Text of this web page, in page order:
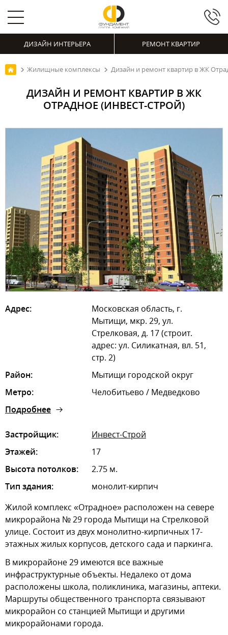
ДИЗАЙН ИНТЕРЬЕРА РЕМОНТ КВАРТИР
Жилищные комплексы Дизайн и ремонт квартир в ЖК
ДИЗАЙН И РЕМОНТ КВАРТИР В ЖК
ОТРАДНОЕ (ИНВЕСТ-СТРОЙ)
Адрес:
Московская область, г.
Мытищи, мкр. 29, ул.
Стрелковая, д. 17 (строит.
адрес: ул. Силикатная, вл. 51,
стр. 2)
Район:
Мытищи городской округ
Метро:
Челобитьево / Медведково
Подробнее
Застройщик:
Инвест-Строй
Этажей:
17
Высота потолков:
2.75 м.
Тип здания:
монолит-кирпич
Жилой комплекс «Отрадное» расположен на севере
микрорайона № 29 города Мытищи на Стрелковой
улице. Состоит из двух монолитно-кирпичных 17-
этажных жилых корпусов, детского сада и паркинга.
В микрорайоне 29 имеются все важные
инфраструктурные объекты. Недалеко от дома
расположены школа, поликлиника, магазины, аптеки.
Маршруты общественного транспорта связывают
микрорайон со станцией Мытищи и другими
микрорайонами города.